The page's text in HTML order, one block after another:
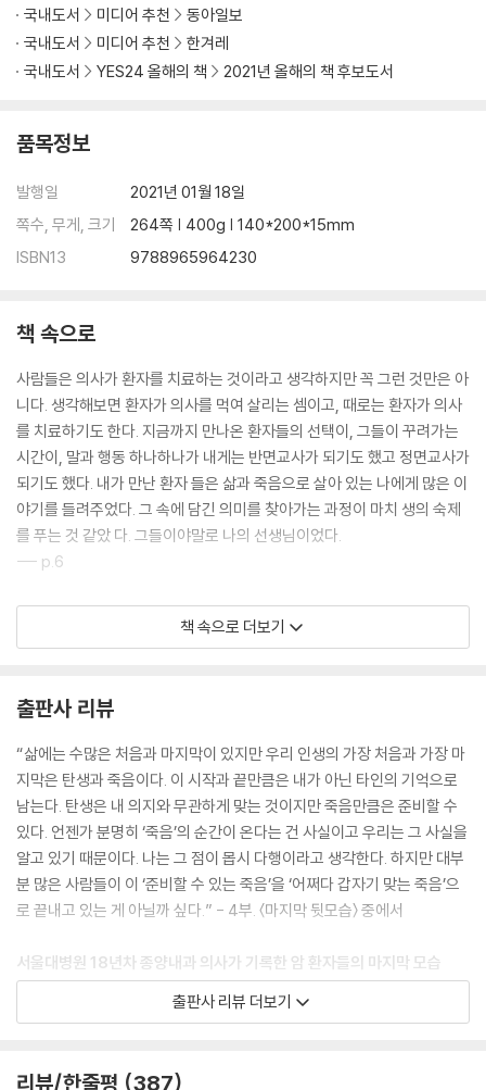
국내도서
미디어 추천
동아일보
국내도서
미디어 추천
한겨레
국내도서
YES24 올해의 책 2021년 올해의 책 후보도서
품목정보
발행일
2021년 01월 18일
쪽수, 무게, 크기
264쪽 | 400g | 140*200*15mm
ISBN13
9788965964230
책 속으로
사람들은 의사가 환자를 치료하는 것이라고 생각하지만 꼭 그런 것만은 아
니다. 생각해보면 환자가 의사를 먹여 살리는 셈이고, 때로는 환자가 의사
를 치료하기도 한다. 지금까지 만나온 환자들의 선택이, 그들이 꾸려가는
시간이, 말과 행동 하나하나가 내게는 반면교사가 되기도 했고 정면교사가
되기도 했다. 내가 만난 환자 들은 삶과 죽음으로 살아 있는 나에게 많은 이
야기를 들려주었다. 그 속에 담긴 의미를 찾아가는 과정이 마치 생의 숙제
를 푸는 것 같았 다. 그들이야말로 나의 선생님이었다.
--- p.6
장애물이 있으면 어떻게든 치우며 앞으로 나아가는 삶. 불가능을 가능으로
만들며 존재 이유를 찾는, 앞만 보며 이 악물고 달려온 삶. 그에게 삶은 열
났다고 했다. 생의 마지막 순간에 가족들에게 둘러싸여 평온하게 떠났을
지, 가족들의 외면 속에서 쓸쓸히 떠난 것은 아닌지 모르겠다. 지켜봐왔던
그의 삶을 생각해보면 후자였다고 해도 이상하지 않았다. 그 소식을 들었
을 때 내가 죽은 뒤에 혹시라도 그를 다시 만난다면 꼭 묻고 싶어졌다. “당
신은 무엇을 위하여 그렇게 열심히 살았습니까?”
--- p.24
내가 목격한 수많은 혈연관계도 참담한 경우가 더 많았다. 그럴 때면 생각
유로 행복하지만 불행한 가정은 저마다의 이유로 불행하다’라는 첫 문장은
옳다고. 누군가에게 가족은 가장 의지할 수 있는 대상이었지만 때때로 누
군가에게는 짐이자 삶을 옥죄는 족쇄에 지나지 않았다.
어쨌든 의사조차도 낯선 사후 뇌 기증을 팔순의 환자가 미리 신청해두었다
책 속으로 더보기
출판사 리뷰
“삶에는 수많은 처음과 마지막이 있지만 우리 인생의 가장 처음과 가장 마
지막은 탄생과 죽음이다. 이 시작과 끝만큼은 내가 아닌 타인의 기억으로
남는다. 탄생은 내 의지와 무관하게 맞는 것이지만 죽음만큼은 준비할 수
있다. 언젠가 분명히 ‘죽음’의 순간이 온다는 건 사실이고 우리는 그 사실을
알고 있기 때문이다. 나는 그 점이 몹시 다행이라고 생각한다. 하지만 대부
분 많은 사람들이 이 ‘준비할 수 있는 죽음’을 ‘어쩌다 갑자기 맞는 죽음’으
로 끝내고 있는 게 아닐까 싶다.” - 4부. 〈마지막 뒷모습〉 중에서
서울대병원 18년차 종양내과 의사가 기록한 암 환자들의 마지막 모습
“남은 삶을 의미 있게 하는 것은 무엇인가?”
출판사 리뷰 더보기
리뷰/한줄평 387